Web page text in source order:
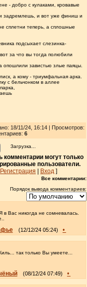
- добро с кулаками, кровавые
задремлешь, и вот уже финиш и
сплетни теперь, а сплошные
подсыхает слезинка-
за что вы тогда полюбили
опошлили завистью злые паяцы.
а кому - триумфальная арка.
с бельчонком в аллее
18/11/24, 16:14 | Просмотров:
6
Загрузка...
комментарии могут только
пользователи.
Регистрация Вход]
Все комментарии:
Порядок вывода комментариев:
в Вас никогда не сомневалась.
(12/12/24 05:24) •
так только Вы умеете...
(08/12/24 07:49) •